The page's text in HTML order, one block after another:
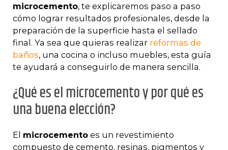
microcemento, te explicaremos paso a paso
cómo lograr resultados profesionales, desde la
preparación de la superficie hasta el sellado
final. Ya sea que quieras realizar reformas de
baños, una cocina o incluso muebles, esta guía
te ayudará a conseguirlo de manera sencilla.
¿Qué es el microcemento y por qué es
una buena elección?
El microcemento es un revestimiento
compuesto de cemento, resinas, pigmentos y